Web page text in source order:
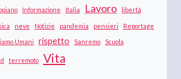
Informazione Italia Lavoro libertà
neve Notizie pandemia pensieri Reportage
Umani rispetto Sanremo Scuola
terremoto Vita